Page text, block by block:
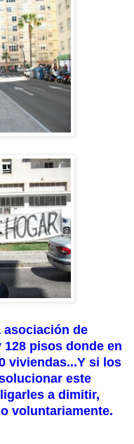
asociación de
pisos donde en
viviendas...Y si los
este
a dimitir,
voluntariamente.